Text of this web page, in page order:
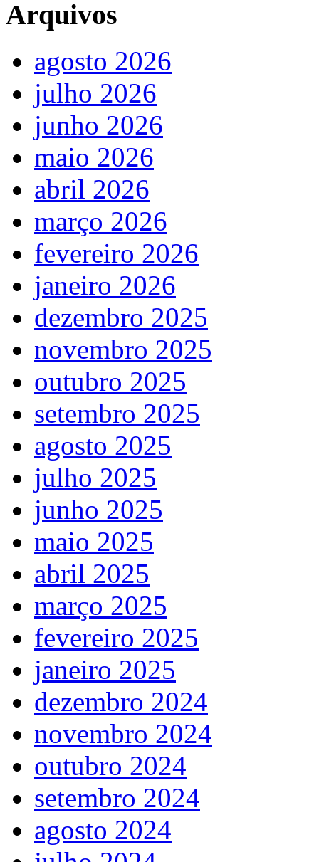
Arquivos
agosto 2026
julho 2026
junho 2026
maio 2026
abril 2026
março 2026
fevereiro 2026
janeiro 2026
dezembro 2025
novembro 2025
outubro 2025
setembro 2025
agosto 2025
julho 2025
junho 2025
maio 2025
abril 2025
março 2025
fevereiro 2025
janeiro 2025
dezembro 2024
novembro 2024
outubro 2024
setembro 2024
agosto 2024